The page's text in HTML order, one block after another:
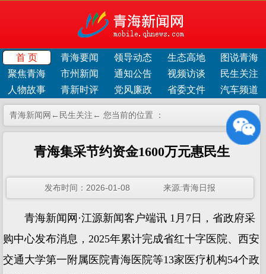
首 页 青海要闻 领导动态 生态高地
图说青海
聚焦青海
市州新闻 通知公告 视频访谈
民生关注
人物故事
青新时评 党风廉政 省委文件 汽车频道
青海新闻网← ← 您当前的位置 ：
民生关注
青海集采节约资金1600万元惠民生
发布时间：2026-01-08 来源:青海日报
青海新闻网·江源新闻客户端讯 1月7日，省政府采
购中心发布消息，2025年累计完成省红十字医院、西安
交通大学第一附属医院青海医院等13家医疗机构54个政